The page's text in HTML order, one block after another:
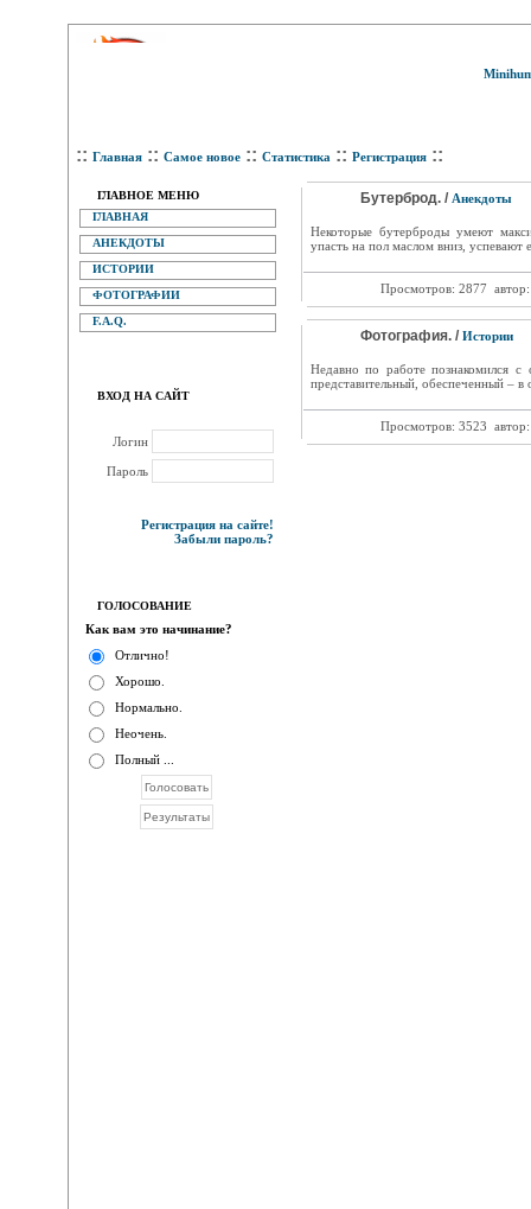
:: Главная :: Самое новое :: Статистика :: Регистрация ::
ГЛАВНОЕ МЕНЮ
ГЛАВНАЯ
АНЕКДОТЫ
ИСТОРИИ
ФОТОГРАФИИ
F.A.Q.
ВХОД НА САЙТ
Логин
Пароль
Регистрация на сайте!
Забыли пароль?
ГОЛОСОВАНИЕ
Как вам это начинание?
Отлично!
Хорошо.
Нормально.
Неочень.
Полный ...
Бутерброд. / Анекдоты
Некоторые бутерброды умеют
упасть на пол маслом вниз, успевают
Просмотров: 2877
Фотография. / Истории
Недавно по работе познакомился
представительный, обеспеченный –
Просмотров: 3523